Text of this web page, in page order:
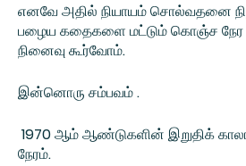
எனவே அதில் நியாயம் சொல்வதனை
பழைய கதைகளை மட்டும் கொஞ்ச நேர
நினைவு கூர்வோம்.
இன்னொரு சம்பவம் .
1970 ஆம் ஆண்டுகளின் இறுதிக்
நேரம்.